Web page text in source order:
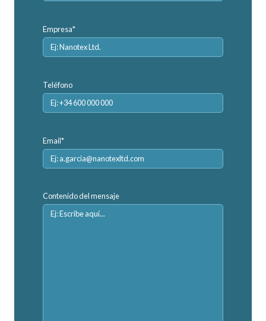
Empresa*
Teléfono
Email*
Contenido del mensaje